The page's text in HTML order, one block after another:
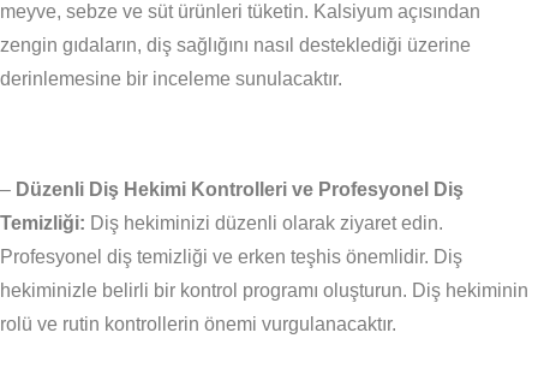
meyve, sebze ve süt ürünleri tüketin. Kalsiyum açısından
zengin gıdaların, diş sağlığını nasıl desteklediği üzerine
derinlemesine bir inceleme sunulacaktır.
– Düzenli Diş Hekimi Kontrolleri ve Profesyonel Diş
Temizliği: Diş hekiminizi düzenli olarak ziyaret edin.
Profesyonel diş temizliği ve erken teşhis önemlidir. Diş
hekiminizle belirli bir kontrol programı oluşturun. Diş hekiminin
rolü ve rutin kontrollerin önemi vurgulanacaktır.